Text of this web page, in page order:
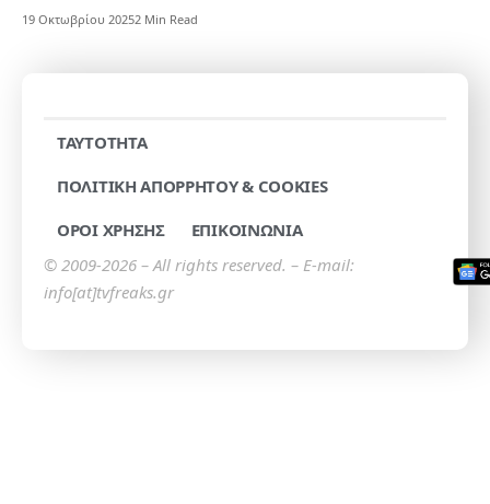
19 Οκτωβρίου 20252 Min Read
TAYTOTHTA
ΠΟΛΙΤΙΚΗ ΑΠΟΡΡΗΤΟΥ & COOKIES
ΟΡΟΙ ΧΡΗΣΗΣ
ΕΠΙΚΟΙΝΩΝΙΑ
© 2009-2026 – All rights reserved. – E-mail:
info[at]tvfreaks.gr